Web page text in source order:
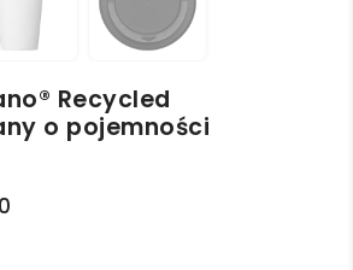
Recycled
o pojemności